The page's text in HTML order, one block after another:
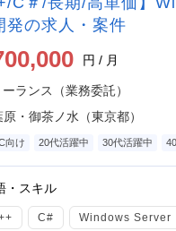
発の求人・案件
円 / 月
ランス（業務委託）
・御茶ノ水（東京都）
向け 20代活躍中 30代活躍中
・スキル
C# Windows Server